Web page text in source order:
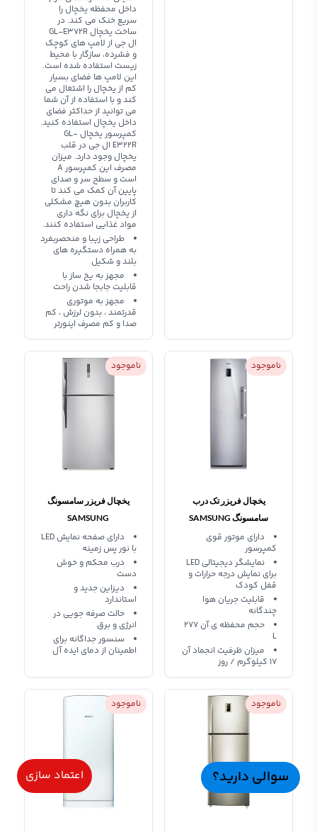
داخل محفظه یخچال را
سریع خنک می کند. در
ساخت یخچال GL-E372R
ال جی از لامپ های کوچک
و فشرده، سازگار با محیط
زیست استفاده شده است.
این لامپ ها فضای بسیار
کم از یخچال را اشتغال می
کند و با استفاده از آن شما
می توانید از حداکثر فضای
داخل یخچال استفاده کنید.
کمپرسور یخچال GL-
E322R ال جی در قلب
یخچال وجود دارد. میزان
مصرف این کمپرسور A
است و سطح سر و صدای
پایین آن کمک می کند تا
کاربران بدون هیچ مشکلی
از یخچال برای نگه داری
مواد غذایی استفاده کنند.
طراحی زیبا و منحصربفرد
به همراه دستگیره های
بلند و شکیل
مجهز به یخ ساز با
قابلیت جابجا شدن راحت
مجهز به موتوری
قدرتمند ، بدون لرزش ، کم
صدا و کم مصرف اینورتر
ناموجود
یخچال فریزر تک درب
سامسونگ SAMSUNG
REFRIGERATOR
RZ90EERSL
دارای موتور قوی
کمپرسور
نمایشگر دیجیتالی LED
برای نمایش درجه حرارات و
قفل کودک
قابلیت جریان هوا
چندگانه
حجم محفظه ی آن 277
L
میزان ظرفیت انجماد آن
17 کیلوگرم / روز
ناموجود
یخچال فریزر سامسونگ
SAMSUNG
REFRIGERATOR
RT5562CTB
دارای صفحه نمایش LED
با نور پس زمینه
درب محکم و خوش
دست
دیزاین جدید و
استاندارد
حالت صرفه جویی در
انرژی و برق
سنسور جداگانه برای
اطمینان از دمای ایده آل
ناموجود ناموجود
سوالی دارید؟ اعتماد سازی